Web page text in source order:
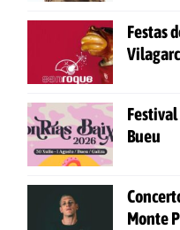
Festas
Festival
Bueu
Monte